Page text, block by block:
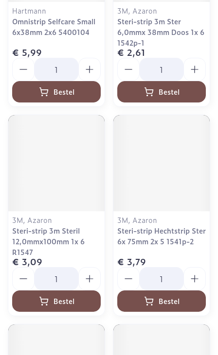
Hartmann
Omnistrip Selfcare Small
6x38mm 2x6 5400104
€ 5,99
Bestel
3M, Azaron
Steri-strip 3m Ster
6,0mmx 38mm Doos 1x 6
1542p-1
€ 2,61
Bestel
3M, Azaron
Steri-strip 3m Steril
12,0mmx100mm 1x 6
R1547
€ 3,09
Bestel
3M, Azaron
Steri-strip Hechtstrip Ster
6x 75mm 2x 5 1541p-2
€ 3,79
Bestel